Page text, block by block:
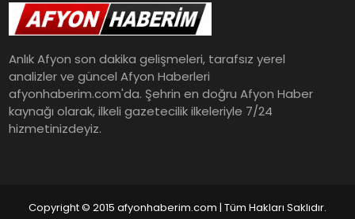
SAĞLIK
TEKNOLOJI
Anlık Afyon son dakika gelişmeleri, tarafsız yerel
analizler ve güncel Afyon Haberleri
afyonhaberim.com'da. Şehrin en doğru Afyon Haber
kaynağı olarak, ilkeli gazetecilik ilkeleriyle 7/24
hizmetinizdeyiz.
Copyright © 2015 afyonhaberim.com | Tüm Hakları Saklıdır.